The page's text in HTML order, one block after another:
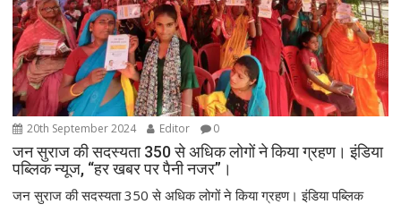
20th September 2024 Editor 0
जन सुराज की सदस्यता 350 से अधिक लोगों ने किया ग्रहण। इंडिया
पब्लिक न्यूज, “हर खबर पर पैनी नजर”।
जन सुराज की सदस्यता 350 से अधिक लोगों ने किया ग्रहण। इंडिया पब्लिक